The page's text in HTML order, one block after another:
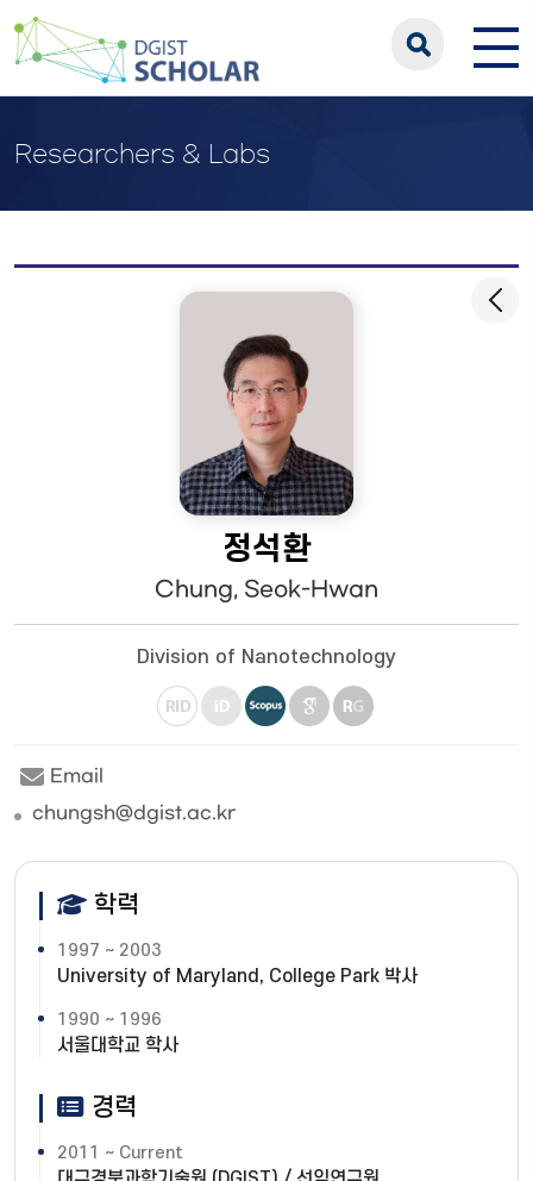
Researchers & Labs
정석환
Chung, Seok-Hwan
Division of Nanotechnology
Email
chungsh@dgist.ac.kr
학력
1997 ~ 2003
University of Maryland, College Park 박사
1990 ~ 1996
서울대학교 학사
경력
2011 ~ Current